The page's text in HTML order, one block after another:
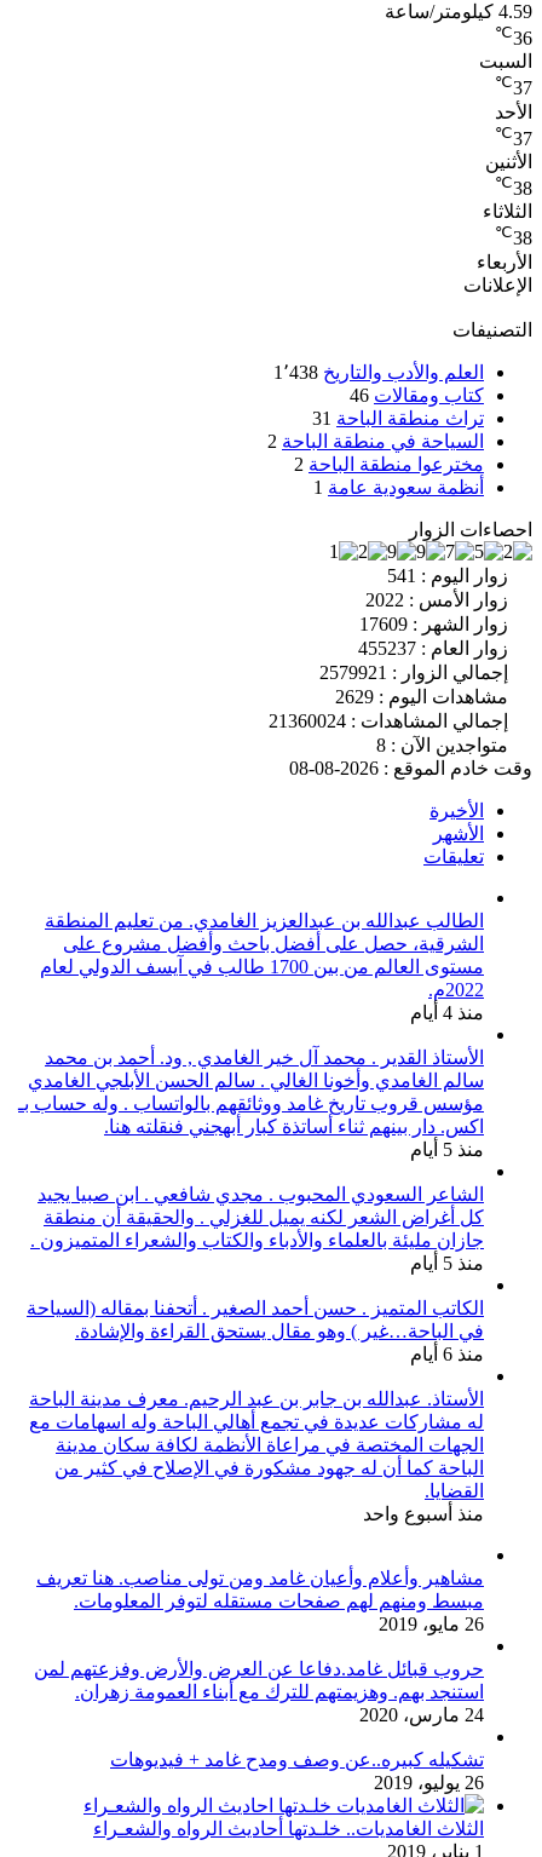
4.59 كيلومتر/ساعة
36
℃
السبت
37
℃
الأحد
37
℃
الأثنين
38
℃
الثلاثاء
38
℃
الأربعاء
الإعلانات
التصنيفات
العلم والأدب والتاريخ 1٬438
كتاب ومقالات 46
تراث منطقة الباحة 31
السياحة في منطقة الباحة 2
مخترعوا منطقة الباحة 2
أنظمة سعودية عامة 1
احصاءات الزوار
زوار اليوم : 541
زوار الأمس : 2022
زوار الشهر : 17609
زوار العام : 455237
إجمالي الزوار : 2579921
مشاهدات اليوم : 2629
إجمالي المشاهدات : 21360024
متواجدين الآن : 8
وقت خادم الموقع : 2026-08-08
الأخيرة
الأشهر
تعليقات
الطالب عبدالله بن عبدالعزيز الغامدي. من تعليم المنطقة
الشرقية، حصل على أفضل باحث وأفضل مشروع على
مستوى العالم من بين 1700 طالب في آيسف الدولي لعام
2022م.
منذ 4 أيام
الأستاذ القدير . محمد آل خير الغامدي , ود. أحمد بن محمد
سالم الغامدي وأخونا الغالي . سالم الحسن الأبلجي الغامدي
مؤسس قروب تاريخ غامد ووثائقهم بالواتساب . وله حساب بـ
اكس. دار بينهم ثناء أساتذة كبار أبهجني فنقلته هنا.
منذ 5 أيام
الشاعر السعودي المحبوب . مجدي شافعي . ابن صبيا يجيد
كل أغراض الشعر لكنه يميل للغزلي . والحقيقة أن منطقة
جازان مليئة بالعلماء والأدباء والكتاب والشعراء المتميزون .
منذ 5 أيام
الكاتب المتميز . حسن أحمد الصغير . أتحفنا بمقاله (السياحة
في الباحة…غير ) وهو مقال يستحق القراءة والإشادة.
منذ 6 أيام
الأستاذ. عبدالله بن جابر بن عبد الرحيم. معرف مدينة الباحة
له مشاركات عديدة في تجمع أهالي الباحة وله اسهامات مع
الجهات المختصة في مراعاة الأنظمة لكافة سكان مدينة
الباحة كما أن له جهود مشكورة في الإصلاح في كثير من
القضايا.
منذ أسبوع واحد
مشاهير وأعلام وأعيان غامد ومن تولى مناصب. هنا تعريف
مبسط ومنهم لهم صفحات مستقله لتوفر المعلومات.
26 مايو، 2019
حروب قبائل غامد.دفاعا عن العرض والأرض وفزعتهم لمن
استنجد بهم. وهزيمتهم للترك مع أبناء العمومة زهران.
24 مارس، 2020
تشكيله كبيره..عن وصف ومدح غامد + فيديوهات
26 يوليو، 2019
الثلاث الغامديات.. خلـدتها أحاديث الرواه والشعـراء
1 يناير، 2019